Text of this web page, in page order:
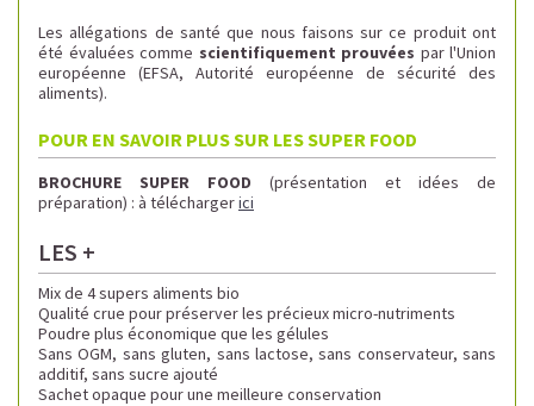
Les allégations de santé que nous faisons sur ce produit ont
été évaluées comme scientifiquement prouvées par l'Union
européenne (EFSA, Autorité européenne de sécurité des
aliments).
POUR EN SAVOIR PLUS SUR LES SUPER FOOD
BROCHURE SUPER FOOD (présentation et idées de
préparation) : à téléchargerici
LES +
Mix de 4 supers aliments bio
Qualité crue pour préserver les précieux micro-nutriments
Poudre plus économique que les gélules
Sans OGM, sans gluten, sans lactose, sans conservateur, sans
additif, sans sucre ajouté
Sachet opaque pour une meilleure conservation